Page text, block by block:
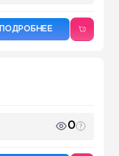
ПОДРОБНЕЕ
0